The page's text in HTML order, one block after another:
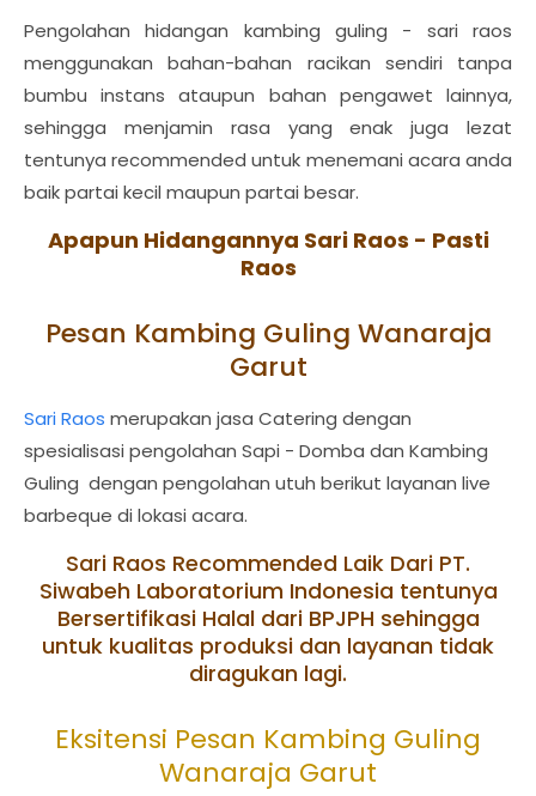
Pengolahan hidangan kambing guling - sari raos
menggunakan bahan-bahan racikan sendiri tanpa
bumbu instans ataupun bahan pengawet lainnya,
sehingga menjamin rasa yang enak juga lezat
tentunya recommended untuk menemani acara anda
baik partai kecil maupun partai besar.
Apapun Hidangannya Sari Raos - Pasti
Raos
Pesan Kambing Guling Wanaraja
Garut
Sari Raos merupakan jasa Catering dengan
spesialisasi pengolahan Sapi - Domba dan Kambing
Guling dengan pengolahan utuh berikut layanan live
barbeque di lokasi acara.
Sari Raos Recommended Laik Dari PT.
Siwabeh Laboratorium Indonesia tentunya
Bersertifikasi Halal dari BPJPH sehingga
untuk kualitas produksi dan layanan tidak
diragukan lagi.
Eksitensi Pesan Kambing Guling
Wanaraja Garut